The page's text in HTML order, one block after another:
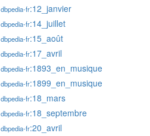
dbpedia-fr:12_janvier
dbpedia-fr:14_juillet
dbpedia-fr:15_août
dbpedia-fr:17_avril
dbpedia-fr:1893_en_musique
dbpedia-fr:1899_en_musique
dbpedia-fr:18_mars
dbpedia-fr:18_septembre
dbpedia-fr:20_avril